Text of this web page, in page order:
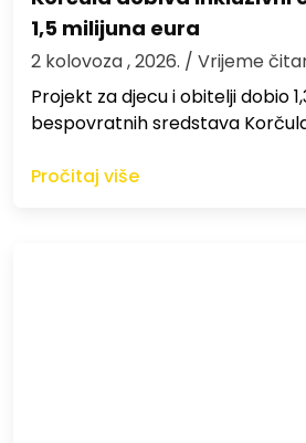
1,5 milijuna eura
2 kolovoza , 2026. / Vrijeme
Projekt za djecu i obitelji dobio
bespovratnih sredstava
Pročitaj više